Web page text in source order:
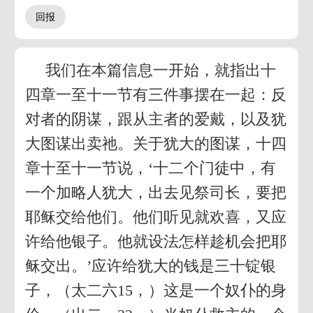
我们在本篇信息一开始，就指出十
四章一至十一节有三件事摆在一起：反
对者的阴谋，跟从主者的爱戴，以及犹
大图谋出卖祂。关于犹大的图谋，十四
章十至十一节说，‘十二个门徒中，有
一个加略人犹大，出去见祭司长，要把
耶稣交给他们。他们听见就欢喜，又应
许给他银子。他就设法怎样趁机会把耶
稣交出。’应许给犹大的钱是三十锭银
子，（太二六15，）这是一个奴仆的身